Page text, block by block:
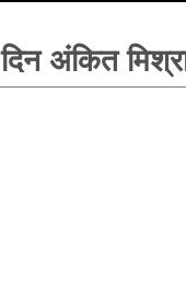
अंकित